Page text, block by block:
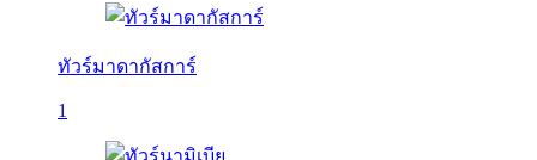
ทัวร์มาดากัสการ์
1